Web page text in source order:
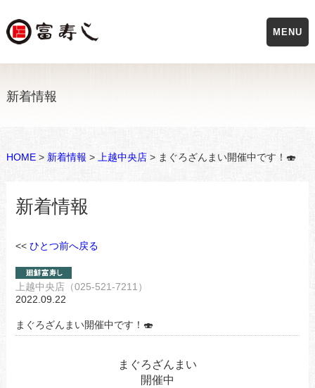
新着情報
HOME> 新着情報 > 上越中央店> まぐろざんまい開催中です！🍣
新着情報
<< ひとつ前へ戻る
上越中央店（025-521-7211）
2022.09.22
まぐろざんまい開催中です！🍣
まぐろざんまい
開催中
MENU